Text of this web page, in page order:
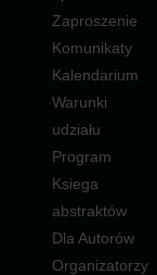
Zaproszenie
Komunikaty
Kalendarium
Warunki
udziału
Program
Ksiega
abstraktów
Dla Autorów
Organizatorzy